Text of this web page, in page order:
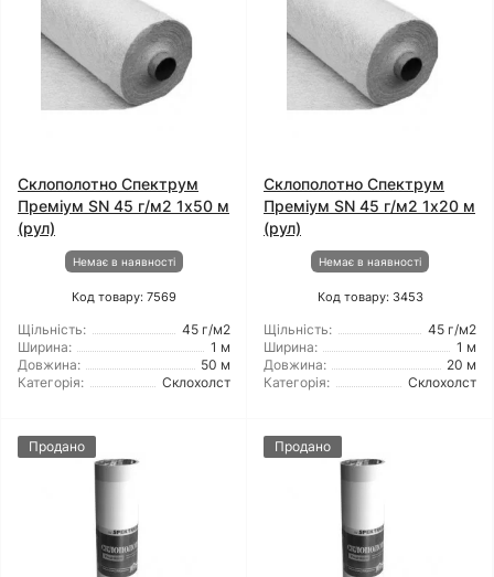
Склополотно Спектрум
Преміум SN 45 г/м2 1x50 м
(рул)
Немає в наявності
Код товару: 7569
Щільність:
45 г/м2
Ширина:
1 м
Довжина:
50 м
Категорія:
Склохолст
Склополотно Спектрум
Преміум SN 45 г/м2 1x20 м
(рул)
Немає в наявності
Код товару: 3453
Щільність:
45 г/м2
Ширина:
1 м
Довжина:
20 м
Категорія:
Склохолст
Продано Продано